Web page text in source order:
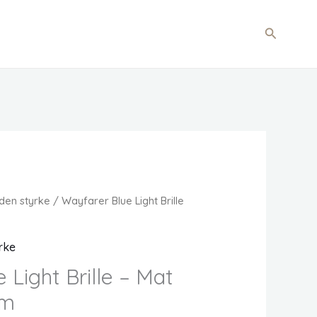
Søg
styrke / Wayfarer Blue Light Brille
Light Brille – Mat